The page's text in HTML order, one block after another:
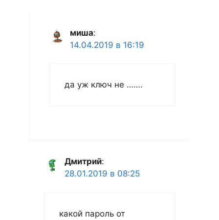
миша:
14.04.2019 в 16:19
да уж ключ не …….
Дмитрий:
28.01.2019 в 08:25
какой пароль от